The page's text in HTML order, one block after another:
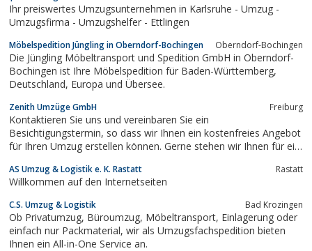
Ihr preiswertes Umzugsunternehmen in Karlsruhe - Umzug -
Umzugsfirma - Umzugshelfer - Ettlingen
Möbelspedition Jüngling in Oberndorf-Bochingen Oberndorf-Bochingen
Die Jüngling Möbeltransport und Spedition GmbH in Oberndorf-
Bochingen ist Ihre Möbelspedition für Baden-Württemberg,
Deutschland, Europa und Übersee.
Zenith Umzüge GmbH Freiburg
Kontaktieren Sie uns und vereinbaren Sie ein
Besichtigungstermin, so dass wir Ihnen ein kostenfreies Angebot
für Ihren Umzug erstellen können. Gerne stehen wir Ihnen für ein
AS Umzug & Logistik e. K. Rastatt Rastatt
Willkommen auf den Internetseiten
C.S. Umzug & Logistik Bad Krozingen
Ob Privatumzug, Büroumzug, Möbeltransport, Einlagerung oder
einfach nur Packmaterial, wir als Umzugsfachspedition bieten
Ihnen ein All-in-One Service an.